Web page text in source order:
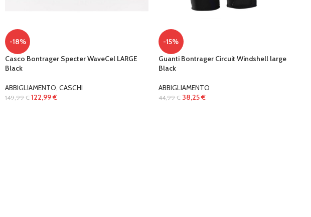
-18%
Casco Bontrager Specter WaveCel LARGE
Black
ABBIGLIAMENTO, CASCHI
149,99€ 122,99€
-15%
Guanti Bontrager Circuit Windshell large
Black
ABBIGLIAMENTO
44,99€ 38,25€